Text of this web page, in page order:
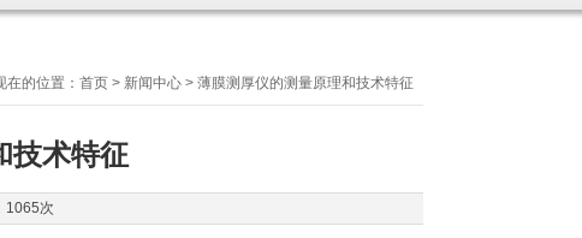
在的位置： 首页 > 新闻中心 > 薄膜测厚仪的测量原理和技术特征
技术特征
1065次